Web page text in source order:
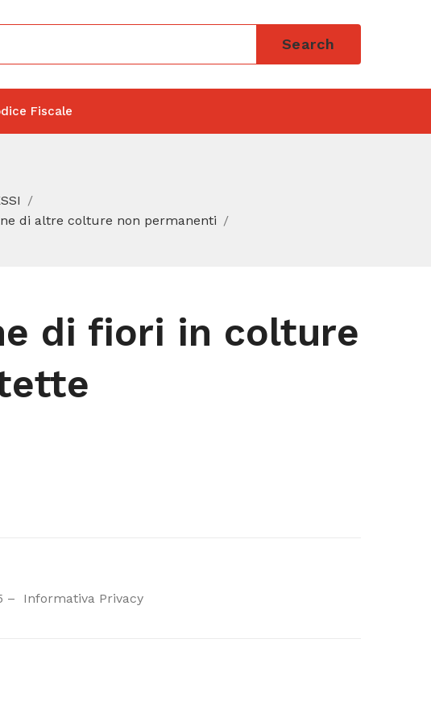
Search
Fiscale
di altre colture non permanenti
di fiori in colture
– Informativa Privacy